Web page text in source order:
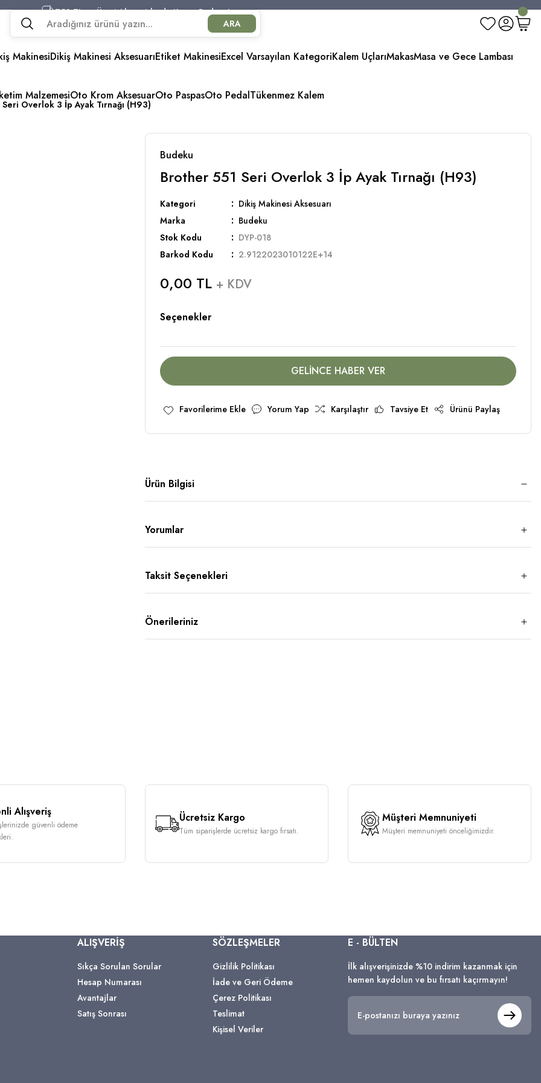
750 TL ve Üzeri Alışverişlerde Kargo Bedava!
750 TL ve Üzeri Alışverişlerde Kargo Bedava!
750 TL ve Üzeri Alışverişlerde Kargo Bedava!
750 TL ve Üzeri Alışverişlerde Kargo Bedava!
ARA
MakinesiDikiş Makinesi AksesuarıEtiket MakinesiExcel Varsayılan KategoriKalem UçlarıMakasMasa ve Gece Lambası
MalzemesiOto Krom AksesuarOto PaspasOto PedalTükenmez Kalem
Overlok 3 İp Ayak Tırnağı (H93)
Budeku
Brother 551 Seri Overlok 3 İp Ayak Tırnağı (H93)
Kategori
Dikiş Makinesi Aksesuarı
Marka
Budeku
Stok Kodu
DYP-018
Barkod Kodu
2.9122023010122E+14
0,00 TL + KDV
Seçenekler
GELİNCE HABER VER
Yorum Yap Karşılaştır Tavsiye Et Ürünü Paylaş
Ürün Bilgisi
Yorumlar
Taksit Seçenekleri
Önerileriniz
Alışveriş
güvenli ödeme
Ücretsiz Kargo
Tüm siparişlerde ücretsiz kargo fırsatı.
Müşteri Memnuniyeti
Müşteri memnuniyeti önceliğimizdir.
ALIŞVERİŞ
Sıkça Sorulan Sorular
Hesap Numarası
Avantajlar
Satış Sonrası
SÖZLEŞMELER
Gizlilik Politikası
İade ve Geri Ödeme
Çerez Politikası
Teslimat
Kişisel Veriler
E - BÜLTEN
İlk alışverişinizde %10 indirim kazanmak için
hemen kaydolun ve bu fırsatı kaçırmayın!